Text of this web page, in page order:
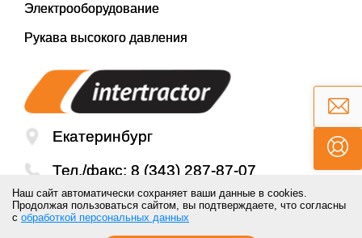
Электрооборудование
Рукава высокого давления
Екатеринбург
Тел./факс: 8 (343) 287-87-07
Email:mail@inter-tractor.ru
Наш сайт автоматически сохраняет ваши данные в cookies.
Продолжая пользоваться сайтом, вы подтверждаете, что согласны
с обработкой персональных данных